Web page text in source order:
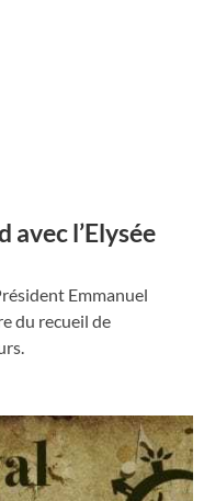
avec l’Elysée
Emmanuel
du recueil de